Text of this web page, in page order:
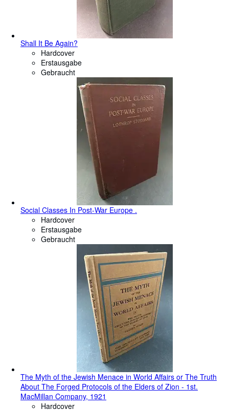
Shall It Be Again?
Hardcover
Erstausgabe
Gebraucht
Social Classes In Post-War Europe .
Hardcover
Erstausgabe
Gebraucht
The Myth of the Jewish Menace in World Affairs or The Truth
About The Forged Protocols of the Elders of Zion - 1st.
MacMillan Company, 1921
Hardcover